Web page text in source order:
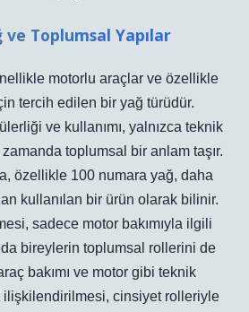
ve Toplumsal Yapılar
motorlu araçlar ve özellikle
tercih edilen bir yağ türüdür.
ve kullanımı, yalnızca teknik
toplumsal bir anlam taşır.
özellikle 100 numara yağ, daha
kullanılan bir ürün olarak bilinir.
sadece motor bakımıyla ilgili
bireylerin toplumsal rollerini de
bakımı ve motor gibi teknik
cinsiyet rolleriyle